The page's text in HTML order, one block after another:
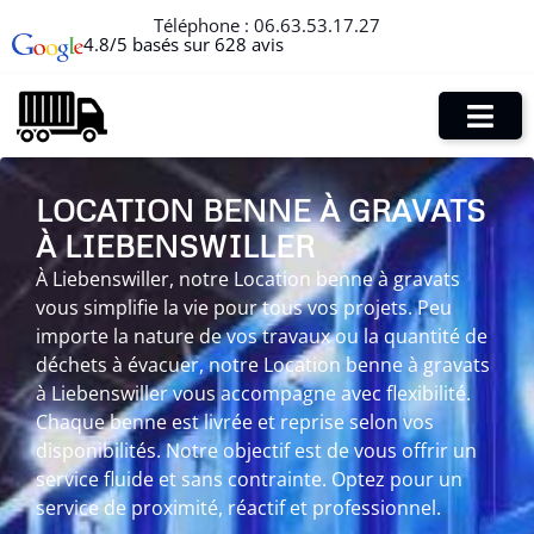
Téléphone : 06.63.53.17.27
4.8/5 basés sur 628 avis
LOCATION BENNE À GRAVATS
À LIEBENSWILLER
À Liebenswiller, notre Location benne à gravats
vous simplifie la vie pour tous vos projets. Peu
importe la nature de vos travaux ou la quantité de
déchets à évacuer, notre Location benne à gravats
à Liebenswiller vous accompagne avec flexibilité.
Chaque benne est livrée et reprise selon vos
disponibilités. Notre objectif est de vous offrir un
service fluide et sans contrainte. Optez pour un
service de proximité, réactif et professionnel.